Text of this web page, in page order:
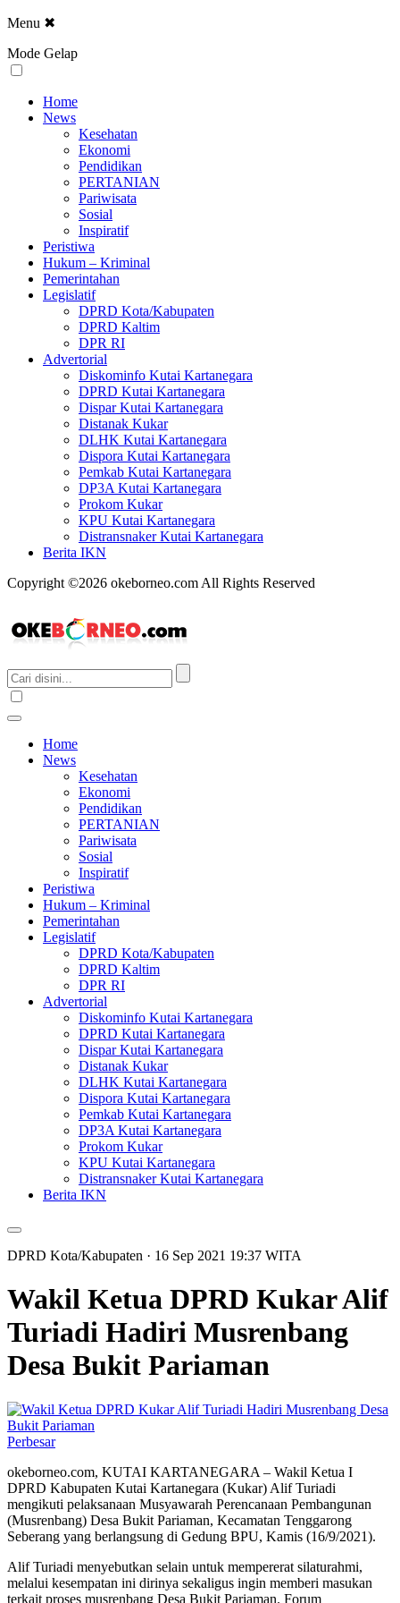
Menu ✖
Mode Gelap
Home
News
Kesehatan
Ekonomi
Pendidikan
PERTANIAN
Pariwisata
Sosial
Inspiratif
Peristiwa
Hukum – Kriminal
Pemerintahan
Legislatif
DPRD Kota/Kabupaten
DPRD Kaltim
DPR RI
Advertorial
Diskominfo Kutai Kartanegara
DPRD Kutai Kartanegara
Dispar Kutai Kartanegara
Distanak Kukar
DLHK Kutai Kartanegara
Dispora Kutai Kartanegara
Pemkab Kutai Kartanegara
DP3A Kutai Kartanegara
Prokom Kukar
KPU Kutai Kartanegara
Distransnaker Kutai Kartanegara
Berita IKN
Copyright ©2026 okeborneo.com All Rights Reserved
Home
News
Kesehatan
Ekonomi
Pendidikan
PERTANIAN
Pariwisata
Sosial
Inspiratif
Peristiwa
Hukum – Kriminal
Pemerintahan
Legislatif
DPRD Kota/Kabupaten
DPRD Kaltim
DPR RI
Advertorial
Diskominfo Kutai Kartanegara
DPRD Kutai Kartanegara
Dispar Kutai Kartanegara
Distanak Kukar
DLHK Kutai Kartanegara
Dispora Kutai Kartanegara
Pemkab Kutai Kartanegara
DP3A Kutai Kartanegara
Prokom Kukar
KPU Kutai Kartanegara
Distransnaker Kutai Kartanegara
Berita IKN
DPRD Kota/Kabupaten · 16 Sep 2021 19:37 WITA
Wakil Ketua DPRD Kukar Alif
Turiadi Hadiri Musrenbang
Desa Bukit Pariaman
Perbesar
okeborneo.com, KUTAI KARTANEGARA – Wakil Ketua I
DPRD Kabupaten Kutai Kartanegara (Kukar) Alif Turiadi
mengikuti pelaksanaan Musyawarah Perencanaan Pembangunan
(Musrenbang) Desa Bukit Pariaman, Kecamatan Tenggarong
Seberang yang berlangsung di Gedung BPU, Kamis (16/9/2021).
Alif Turiadi menyebutkan selain untuk mempererat silaturahmi,
melalui kesempatan ini dirinya sekaligus ingin memberi masukan
terkait proses musrenbang Desa Bukit Pariaman. Forum